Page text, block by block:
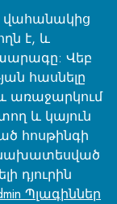
վահանակից
է, և
Վեբ
հասնելը
և առաջարկում
և կայուն
հոսթինգի
դյուրին
Պլագիններ